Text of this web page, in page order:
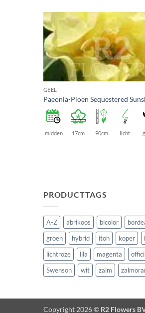
GEEL
Paeonia-Pioen Sequestered
midden 17cm 90cm licht
PRODUCTTAGS
A-Z abrikoos bicolor
groen
hybrid itoh koper
lichtroze
lila magenta
Swenson
wit zalm
Copyright 2026 © R2 Flowers